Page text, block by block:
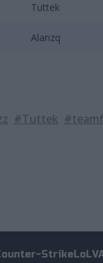
Tuttek
Alanzq
#Tuttek
StrikeLoL